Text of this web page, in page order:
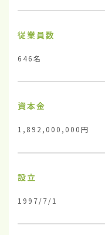
従業員数
646名
資本金
1,892,000,000円
設立
1997/7/1